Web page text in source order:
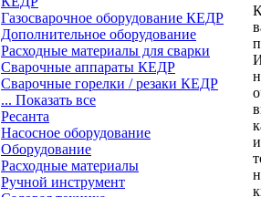
Газосварочное оборудование КЕДР
Дополнительное оборудование
Расходные материалы для сварки
Сварочные аппараты КЕДР
Сварочные горелки / резаки КЕДР
... Показать все
Ресанта
Насосное оборудование
Оборудование
Расходные материалы
Ручной инструмент